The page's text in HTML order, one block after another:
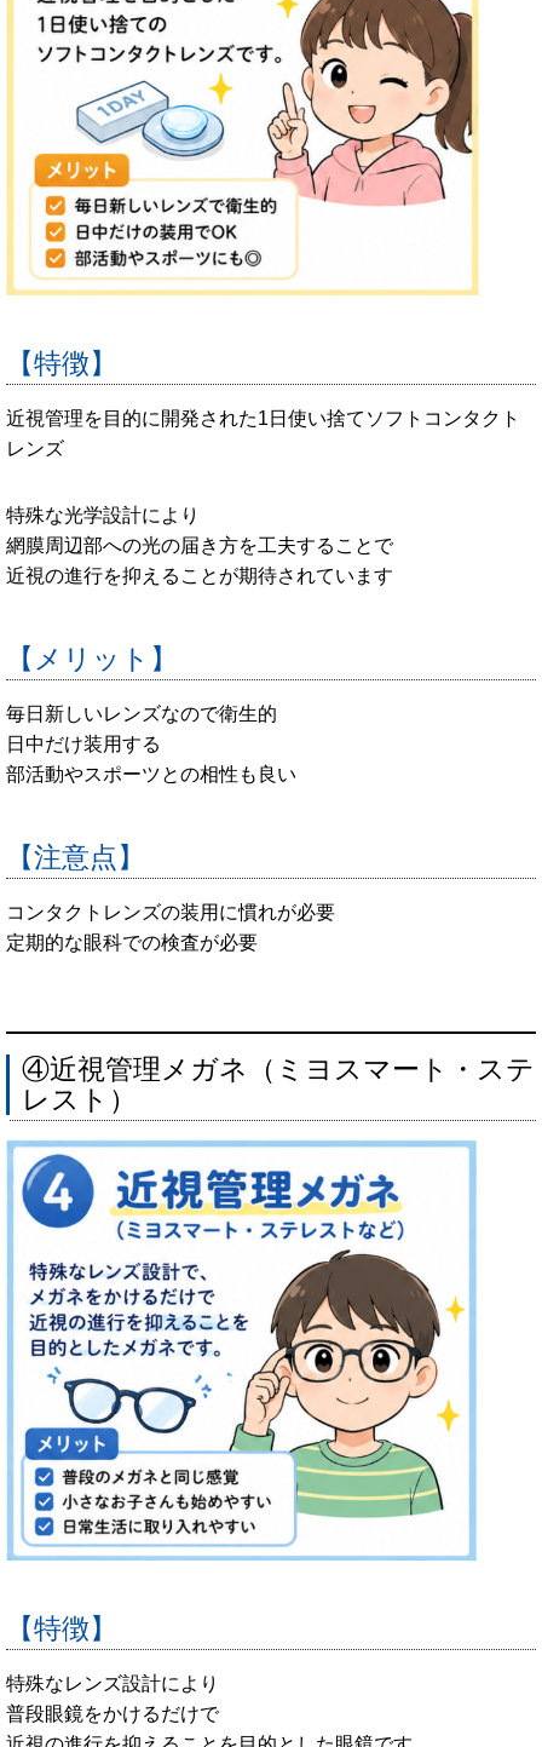
【特徴】
近視管理を目的に開発された1日使い捨てソフトコンタクト
レンズ
特殊な光学設計により
網膜周辺部への光の届き方を工夫することで
近視の進行を抑えることが期待されています
【メリット】
毎日新しいレンズなので衛生的
日中だけ装用する
部活動やスポーツとの相性も良い
【注意点】
コンタクトレンズの装用に慣れが必要
定期的な眼科での検査が必要
④近視管理メガネ（ミヨスマート・ステ
レスト）
【特徴】
特殊なレンズ設計により
普段眼鏡をかけるだけで